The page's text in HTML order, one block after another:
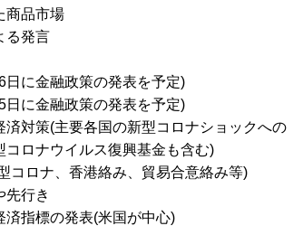
商品市場
る発言
日に金融政策の発表を予定)
日に金融政策の発表を予定)
済対策(主要各国の新型コロナショックへの
コロナウイルス復興基金も含む)
コロナ、香港絡み、貿易合意絡み等)
先行き
済指標の発表(米国が中心)